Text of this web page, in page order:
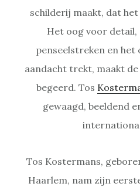
schilderij maakt, dat
Het oog voor detail,
penseelstreken en
aandacht trekt, maakt
begeerd. Tos
gewaagd, beeldend
Tos Kostermans,
Haarlem, nam zijn